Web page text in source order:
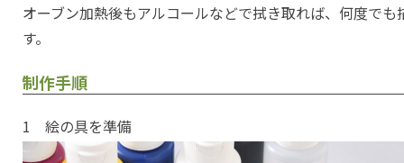
オーブン加熱後もアルコールなどで拭き取れば、何度でも
す。
制作手順
1 絵の具を準備